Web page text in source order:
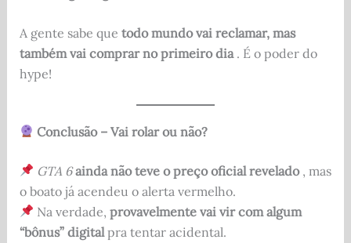
A gente sabe que todo mundo vai reclamar, mas
também vai comprar no primeiro dia. É o poder do
hype!
Conclusão – Vai rolar ou não?
GTA 6 ainda não teve o preço oficial revelado, mas
o boato já acendeu o alerta vermelho.
Na verdade, provavelmente vai vir com algum
“bônus” digitalpra tentar acidental.